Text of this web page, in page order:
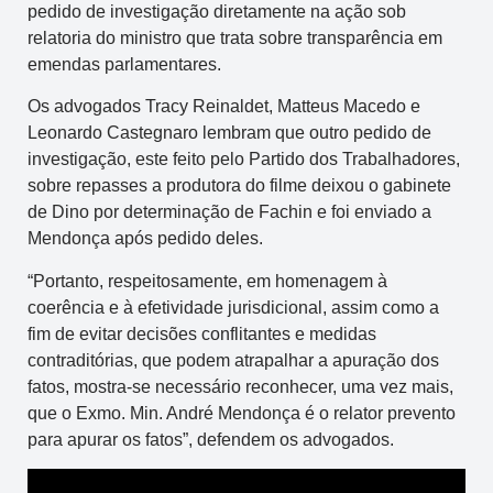
pedido de investigação diretamente na ação sob
relatoria do ministro que trata sobre transparência em
emendas parlamentares.
Os advogados Tracy Reinaldet, Matteus Macedo e
Leonardo Castegnaro lembram que outro pedido de
investigação, este feito pelo Partido dos Trabalhadores,
sobre repasses a produtora do filme deixou o gabinete
de Dino por determinação de Fachin e foi enviado a
Mendonça após pedido deles.
“Portanto, respeitosamente, em homenagem à
coerência e à efetividade jurisdicional, assim como a
fim de evitar decisões conflitantes e medidas
contraditórias, que podem atrapalhar a apuração dos
fatos, mostra-se necessário reconhecer, uma vez mais,
que o Exmo. Min. André Mendonça é o relator prevento
para apurar os fatos”, defendem os advogados.